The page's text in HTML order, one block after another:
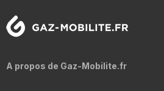
A propos de Gaz-Mobilite.fr